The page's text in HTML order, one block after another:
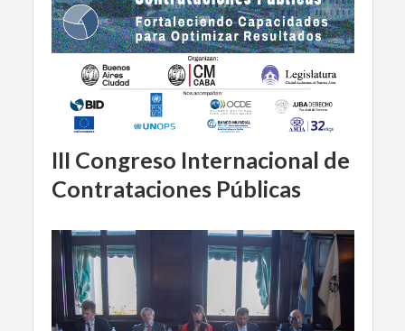
III Congreso Internacional de
Contrataciones Públicas